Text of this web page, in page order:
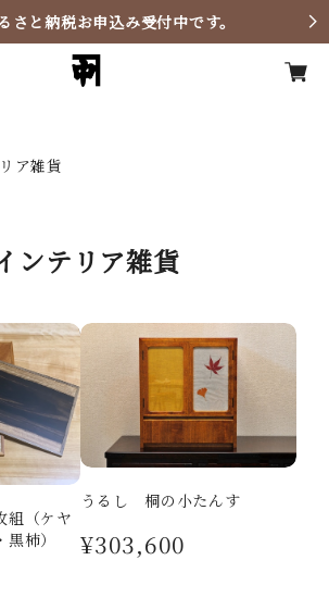
さと納税お申込み受付中です。
ア雑貨
ンテリア雑貨
（ケヤ
柿）
うるし 桐の小たんす
¥303,600